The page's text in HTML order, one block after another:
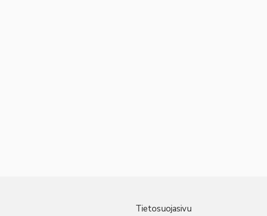
Tietosuojasivu